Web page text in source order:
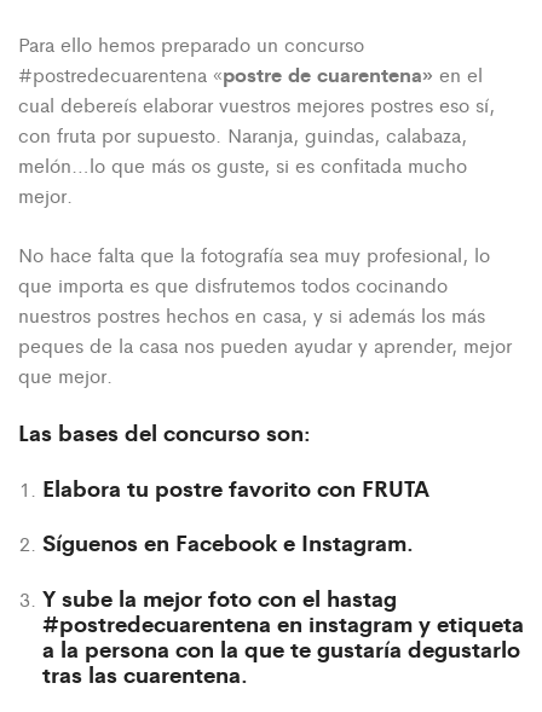
Para ello hemos preparado un concurso
#postredecuarentena «postre de cuarentena» en el
cual debereís elaborar vuestros mejores postres eso sí,
con fruta por supuesto. Naranja, guindas, calabaza,
melón…lo que más os guste, si es confitada mucho
mejor.
No hace falta que la fotografía sea muy profesional, lo
que importa es que disfrutemos todos cocinando
nuestros postres hechos en casa, y si además los más
peques de la casa nos pueden ayudar y aprender, mejor
que mejor.
Las bases del concurso son:
Elabora tu postrefavorito con FRUTA
Síguenos en Facebook e Instagram.
Y sube la mejor foto con el hastag
#postredecuarentena en instagram y etiqueta
a la persona con la que te gustaría degustarlo
tras lascuarentena.